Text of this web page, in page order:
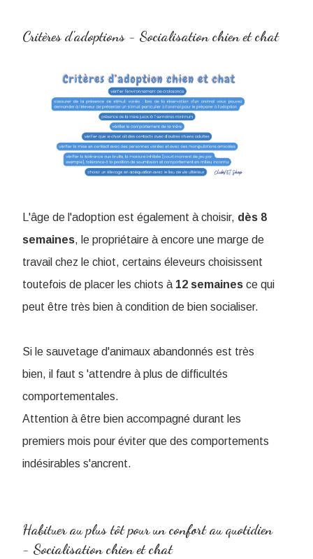
Critères d'adoptions - Socialisation chien et chat
L'âge de l'adoption est également à choisir, dès 8
semaines, le propriétaire à encore une marge de
travail chez le chiot, certains éleveurs choisissent
toutefois de placer les chiots à 12 semaines ce qui
peut être très bien à condition de bien socialiser.
Si le sauvetage d'animaux abandonnés est très
bien, il faut s 'attendre à plus de difficultés
comportementales.
Attention à être bien accompagné durant les
premiers mois pour éviter que des comportements
indésirables s'ancrent.
Habituer au plus tôt pour un confort au quotidien
- Socialisation chien et chat